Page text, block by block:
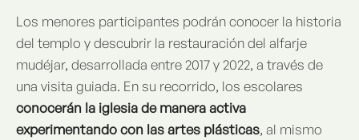
Los menores participantes podrán conocer la historia
del templo y descubrir la restauración del alfarje
mudéjar, desarrollada entre 2017 y 2022, a través de
una visita guiada. En su recorrido, los escolares
conocerán la iglesia de manera activa
experimentando con las artes plásticas, al mismo